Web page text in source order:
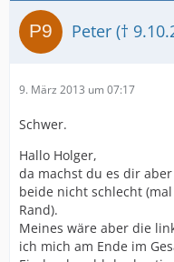
Peter (†
9. März 2013 um 07:17
Schwer.
Hallo Holger,
da machst du es dir
beide nicht schlecht
Rand).
Meines wäre aber die
ich mich am Ende im